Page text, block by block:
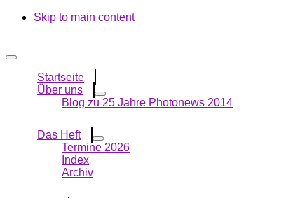
Skip to main content
Startseite
Über uns
Blog zu 25 Jahre Photonews 2014
Das Heft
Termine 2026
Index
Archiv